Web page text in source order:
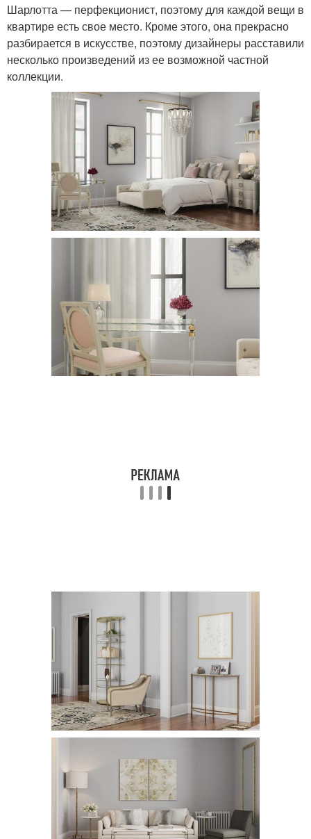
Шарлотта — перфекционист, поэтому для каждой вещи в
квартире есть свое место. Кроме этого, она прекрасно
разбирается в искусстве, поэтому дизайнеры расставили
несколько произведений из ее возможной частной
коллекции.